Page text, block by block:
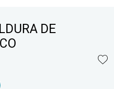
DE